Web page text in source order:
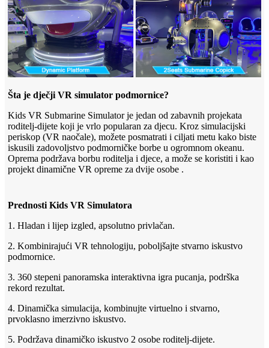
Šta je dječji VR simulator podmornice?
Kids VR Submarine Simulator je jedan od zabavnih projekata
roditelj-dijete koji je vrlo popularan za djecu. Kroz simulacijski
periskop (VR naočale), možete posmatrati i ciljati metu kako biste
iskusili zadovoljstvo podmorničke borbe u ogromnom okeanu.
Oprema podržava borbu roditelja i djece, a može se koristiti i kao
projekt dinamične VR opreme za dvije osobe .
Prednosti Kids VR Simulatora
1. Hladan i lijep izgled, apsolutno privlačan.
2. Kombinirajući VR tehnologiju, poboljšajte stvarno iskustvo
podmornice.
3. 360 stepeni panoramska interaktivna igra pucanja, podrška
rekord rezultat.
4. Dinamička simulacija, kombinujte virtuelno i stvarno,
prvoklasno imerzivno iskustvo.
5. Podržava dinamičko iskustvo 2 osobe roditelj-dijete.